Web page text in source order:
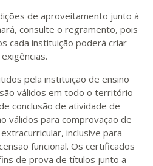
de aproveitamento junto à
consulte o regramento, pois
cada instituição poderá criar
pela instituição de ensino
válidos em todo o território
conclusão de atividade de
válidos para comprovação de
inclusive para
funcional. Os certificados
de prova de títulos junto a